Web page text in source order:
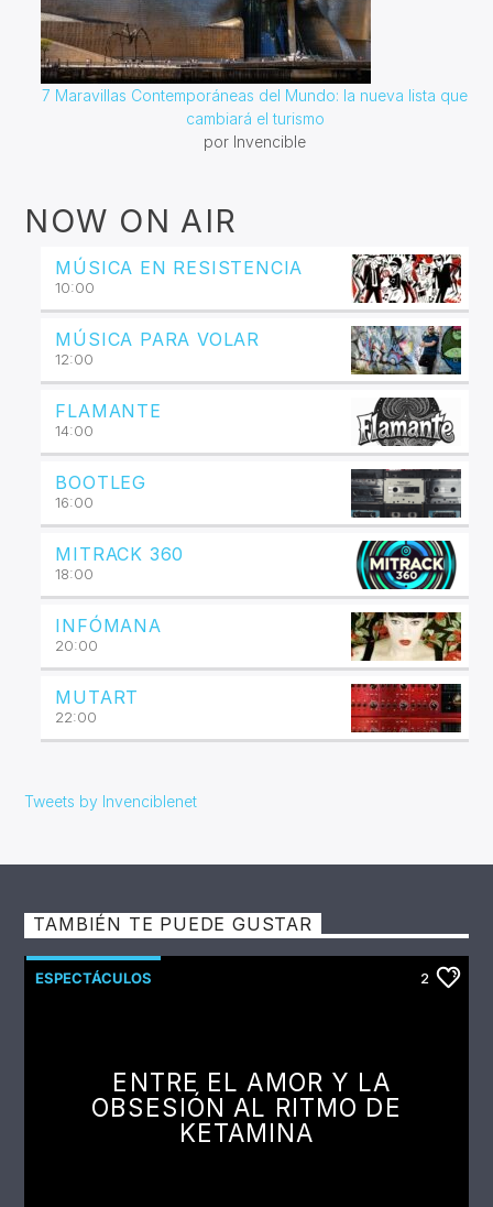
7 Maravillas Contemporáneas del Mundo: la nueva lista que
cambiará el turismo
por Invencible
NOW ON AIR
MÚSICA EN RESISTENCIA
10:00
MÚSICA PARA VOLAR
12:00
FLAMANTE
14:00
BOOTLEG
16:00
MITRACK 360
18:00
INFÓMANA
20:00
MUTART
22:00
Tweets by Invenciblenet
TAMBIÉN TE PUEDE GUSTAR
ESPECTÁCULOS 2
ENTRE EL AMOR Y LA
OBSESIÓN AL RITMO DE
KETAMINA